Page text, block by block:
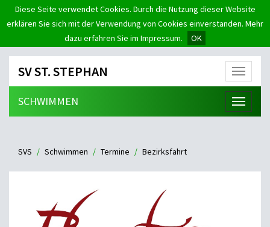
Diese Seite verwendet Cookies. Durch die Nutzung dieser Website
erklären Sie sich mit der Verwendung von Cookies einverstanden. Mehr
dazu erfahren Sie im Impressum.
OK
Menü
SV ST. STEPHAN
Menü
SCHWIMMEN
SVS Schwimmen Termine Bezirksfahrt